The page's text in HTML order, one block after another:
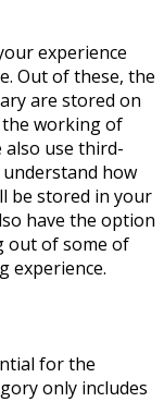
experience
Out of these, the
are stored on
working of
also use third-
how
be stored in your
have the option
out of some of
experience.
for the
only includes